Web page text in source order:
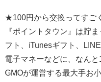
★100円から交換ってすご
『ポイントタウン』は貯
フト、iTunesギフト、
電子マネーなどに、なん
GMOが運営する最大手お